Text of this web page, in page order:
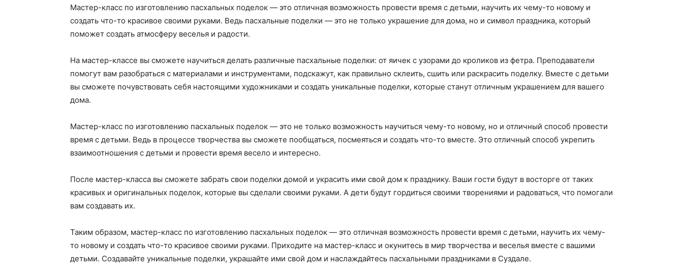
Мастер-класс по изготовлению пасхальных поделок — это отличная возможность провести время с детьми, научить их чему-то новому и
создать что-то красивое своими руками. Ведь пасхальные поделки — это не только украшение для дома, но и символ праздника, который
поможет создать атмосферу веселья и радости.
На мастер-классе вы сможете научиться делать различные пасхальные поделки: от яичек с узорами до кроликов из фетра. Преподаватели
помогут вам разобраться с материалами и инструментами, подскажут, как правильно склеить, сшить или раскрасить поделку. Вместе с детьми
вы сможете почувствовать себя настоящими художниками и создать уникальные поделки, которые станут отличным украшением для вашего
дома.
Мастер-класс по изготовлению пасхальных поделок — это не только возможность научиться чему-то новому, но и отличный способ провести
время с детьми. Ведь в процессе творчества вы сможете пообщаться, посмеяться и создать что-то вместе. Это отличный способ укрепить
взаимоотношения с детьми и провести время весело и интересно.
После мастер-класса вы сможете забрать свои поделки домой и украсить ими свой дом к празднику. Ваши гости будут в восторге от таких
красивых и оригинальных поделок, которые вы сделали своими руками. А дети будут гордиться своими творениями и радоваться, что помогали
вам создавать их.
Таким образом, мастер-класс по изготовлению пасхальных поделок — это отличная возможность провести время с детьми, научить их чему-
то новому и создать что-то красивое своими руками. Приходите на мастер-класс и окунитесь в мир творчества и веселья вместе с вашими
детьми. Создавайте уникальные поделки, украшайте ими свой дом и наслаждайтесь пасхальными праздниками в Суздале.